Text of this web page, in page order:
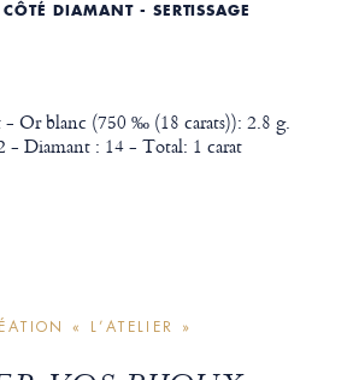
DIAMANT - SERTISSAGE
- Or blanc (750 ‰ (18 carats)): 2.8 g.
- Diamant : 14 - Total: 1 carat
« L’ATELIER »